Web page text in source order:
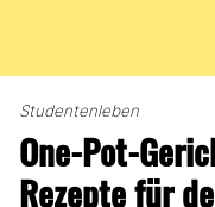
Inhalt
Studentenleben
One-Pot-
Rezepte für